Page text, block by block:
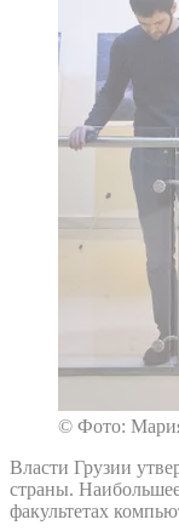
© Фото:
Власти Грузии
страны.
факультетах